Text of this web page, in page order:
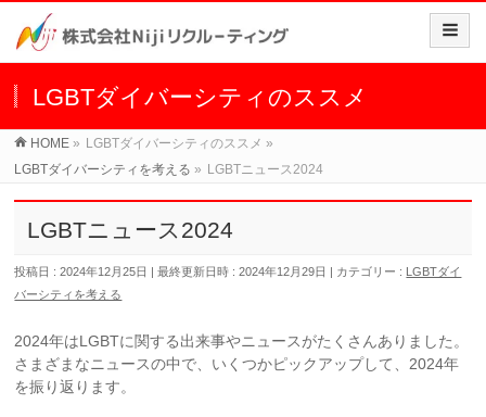
LGBTダイバーシティのススメ
HOME » LGBTダイバーシティのススメ »
LGBTダイバーシティを考える » LGBTニュース2024
LGBTニュース2024
投稿日 : 2024年12月25日 最終更新日時 : 2024年12月29日 カテゴリー : LGBTダイ
バーシティを考える
2024年はLGBTに関する出来事やニュースがたくさんありました。
さまざまなニュースの中で、いくつかピックアップして、2024年
を振り返ります。